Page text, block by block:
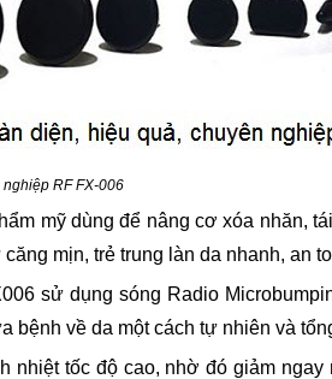
RF FX-006
mỹ dùng để nâng cơ xóa nhăn,
mịn, trẻ trung làn da nhanh, an
sử dụng sóng Radio
bệnh về da một cách tự nhiên và
nhiệt tốc độ cao, nhờ đó giảm